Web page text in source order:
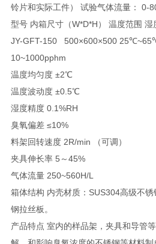
铃片和实际工件） 试验气体流量： 0-
型号 内箱尺寸（W*D*H） 温度范围
JY-GFT-150 500×600×500
10~1000pphm
温度均匀度 ±2℃
温度波动度 ±0.5℃
湿度精度 0.1%RH
臭氧偏差 ≤10%
料架回转速度 2R/min （可调）
夹具伸长率 5～45%
气体流量 250~560H/L
箱体结构 内壳材质：SUS304高级不
钢拉丝板。
产品特点 室内的样品架，夹具和导管